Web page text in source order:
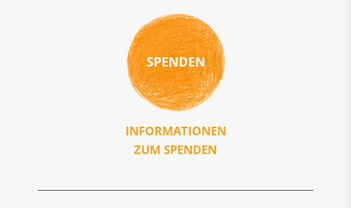
SPENDEN
INFORMATIONEN
ZUM SPENDEN